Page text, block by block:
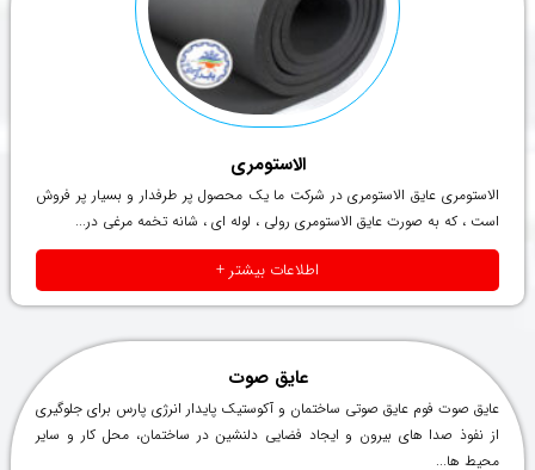
الاستومری
الاستومری عایق الاستومری در شرکت ما یک محصول پر طرفدار و بسیار پر فروش
است ، که به صورت عایق الاستومری رولی ، لوله ای ، شانه تخمه مرغی در...
اطلاعات بیشتر +
عایق صوت
عایق صوت فوم عایق صوتی ساختمان و آکوستیک پایدار انرژی پارس برای جلوگیری
از نفوذ صدا های بیرون و ایجاد فضایی دلنشین در ساختمان، محل کار و سایر
محیط ها...